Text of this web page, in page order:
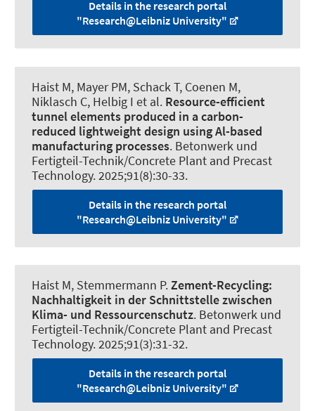
Details in the research portal
"Research@Leibniz University"
Haist M, Mayer PM, Schack T, Coenen M,
Niklasch C, Helbig I et al. Resource-efficient
tunnel elements produced in a carbon-
reduced lightweight design using Al-based
manufacturing processes. Betonwerk und
Fertigteil-Technik/Concrete Plant and Precast
Technology. 2025;91(8):30-33.
Details in the research portal
"Research@Leibniz University"
Haist M, Stemmermann P.Zement-Recycling:
Nachhaltigkeit in der Schnittstelle zwischen
Klima- und Ressourcenschutz. Betonwerk und
Fertigteil-Technik/Concrete Plant and Precast
Technology. 2025;91(3):31-32.
Details in the research portal
"Research@Leibniz University"